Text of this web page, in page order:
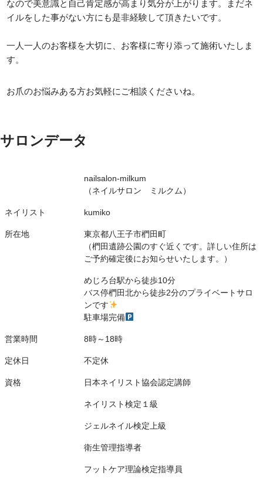
なので美意識と自己肯定感が高まり気分が上がります。まだネ
イルをした事がない方にも是非経験して頂きたいです。
一人一人のお客様を大切に、お客様に寄り添って施術いたしま
す。
お爪のお悩みある方お気軽にご相談くださいね。
サロンデータ
nailsalon-milkum
（ネイルサロン ミルクム）
ネイリスト kumiko
所在地
東京都八王子市椚田町
（椚田遺跡公園のすぐ近くです。詳しい住所は
ご予約確定後にお知らせいたします。）
めじろ台駅から徒歩10分
バス停椚田北から徒歩2分のプライベートサロ
ンです
駐車場完備
営業時間 8時～18時
定休日 不定休
資格 日本ネイリスト協会認定講師
ネイリスト検定１級
ジェルネイル検定上級
衛生管理指導者
フットケア理論検定指導員